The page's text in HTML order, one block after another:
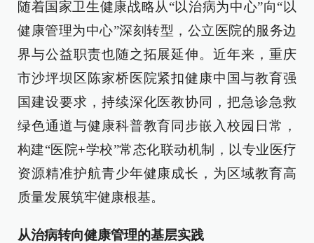
随着国家卫生健康战略从“以治病为中心”向“以
健康管理为中心”深刻转型，公立医院的服务边
界与公益职责也随之拓展延伸。近年来，重庆
市沙坪坝区陈家桥医院紧扣健康中国与教育强
国建设要求，持续深化医教协同，把急诊急救
绿色通道与健康科普教育同步嵌入校园日常，
构建“医院+学校”常态化联动机制，以专业医疗
资源精准护航青少年健康成长，为区域教育高
质量发展筑牢健康根基。
从治病转向健康管理的基层实践